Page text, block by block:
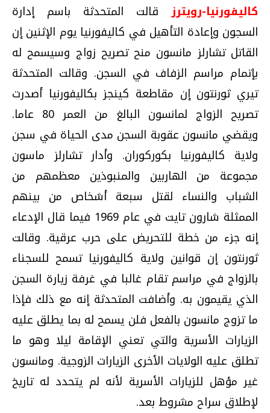
كاليفورنيا-رويترزقالت المتحدثة باسم إدارة
السجون وإعادة التأهيل في كاليفورنيا يوم الإثنين إن
القاتل تشارلز مانسون منح تصريح زواج وسيسمح له
بإتمام مراسم الزفاف في السجن. وقالت المتحدثة
تيري ثورنتون إن مقاطعة كينجز بكاليفورنيا أصدرت
تصريح الزواج لمانسون البالغ من العمر 80 عاما.
ويقضي مانسون عقوبة السجن مدى الحياة في سجن
ولاية كاليفورنيا بكوركوران. وأدار تشارلز ماسون
مجموعة من الهاربين والمنبوذين معظمهم من
الشباب والنساء لقتل سبعة أشخاص من بينهم
الممثلة شارون تايت في عام 1969 فيما قال الإدعاء
إنه جزء من خطة للتحريض على حرب عرقية. وقالت
ثورنتون إن قوانين ولاية كاليفورنيا تسمح للسجناء
بالزواج في مراسم تقام غالبا في غرفة زيارة السجن
الذي يقيمون به. وأضافت المتحدثة إنه مع ذلك فإذا
ما تزوج مانسون بالفعل فلن يسمح له بما يطلق عليه
الزيارات الأسرية والتي تعني الإقامة ليلا وهو ما
تطلق عليه الولايات الأخرى الزيارات الزوجية. ومانسون
غير مؤهل للزيارات الأسرية لأنه لم يتحدد له تاريخ
لإطلاق سراح مشروط بعد.